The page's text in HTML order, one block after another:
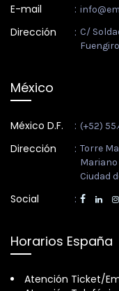
E-mail :
Dirección : C/
México
México D.F. : (+52)
Dirección : Torre
Mariano
Ciudad
Social :
Horarios España
Atención Ticket/